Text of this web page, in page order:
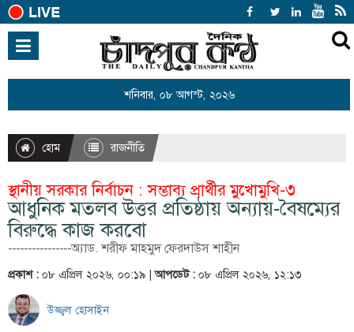
শনিবার, ০৮ আগস্ট, ২০২৬
হোম
জাতীয়
আন্তর্জাতিক
রাজনীতি
বিনোদন
অর্থনীতি
স্বাস্থ্য
সারাদেশ
হোম রাজনীতি
স্থানীয় সরকার নির্বাচন : সম্ভাব্য প্রার্থীর মুখোমুখি-৩
আধুনিক মতলব উত্তর প্রতিষ্ঠায় অন্যায়-বৈষম্যের
বিরুদ্ধে কাজ করবো
----------------অ্যাড. শরীফ মাহমুদ ফেরদাউস শাহীন
প্রকাশ : ০৮ এপ্রিল ২০২৬, ০০:১৯ |আপডেট : ০৮ এপ্রিল ২০২৬, ১২:১৩
উজ্জ্বল হোসাইন